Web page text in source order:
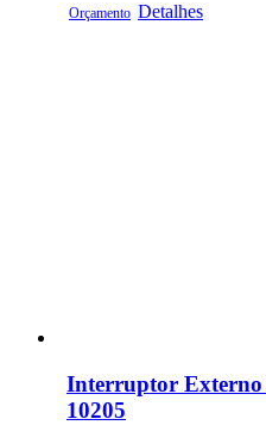
Orçamento Detalhes
Interruptor Externo
10205